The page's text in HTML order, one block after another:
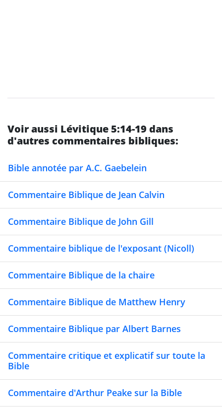
Voir aussi Lévitique 5:14-19 dans
d'autres commentaires bibliques:
Bible annotée par A.C. Gaebelein
Commentaire Biblique de Jean Calvin
Commentaire Biblique de John Gill
Commentaire biblique de l'exposant (Nicoll)
Commentaire Biblique de la chaire
Commentaire Biblique de Matthew Henry
Commentaire Biblique par Albert Barnes
Commentaire critique et explicatif sur toute la
Bible
Commentaire d'Arthur Peake sur la Bible